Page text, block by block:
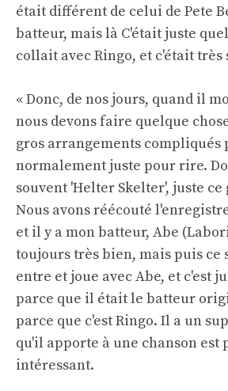
était différent de celui de Pete
batteur, mais là C'était juste
collait avec Ringo, et c'était très
« Donc, de nos jours, quand il
nous devons faire quelque
gros arrangements compliqués
normalement juste pour rire.
souvent 'Helter Skelter', juste
Nous avons réécouté
et il y a mon batteur, Abe
toujours très bien, mais puis ce
entre et joue avec Abe, et c'est
parce que il était le batteur
parce que c'est Ringo. Il a un
qu'il apporte à une chanson est
intéressant.